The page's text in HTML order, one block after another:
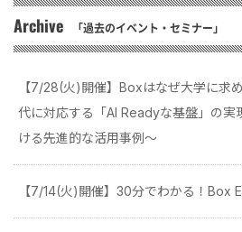
Archive 「過去のイベント・セミナー」
【7/28(火)開催】Boxはなぜ大学に求
代に対応する「AI Readyな基盤」の実
ける先進的な活用事例〜
【7/14(火)開催】30分でわかる！Box